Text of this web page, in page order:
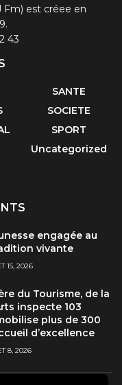
Fm) est créee en
43
SANTE
SOCIETE
SPORT
Uncategorized
engagée au
vivante
15, 2026
du Tourisme, de la
inspecte 103
plus de 300
d’excellence
8, 2026